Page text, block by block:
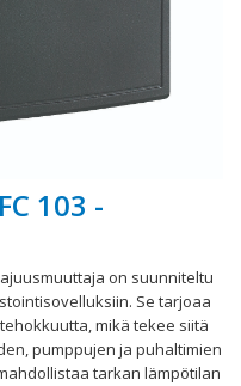
103 -
on suunniteltu
Se tarjoaa
mikä tekee siitä
pumppujen ja puhaltimien
tarkan lämpötilan